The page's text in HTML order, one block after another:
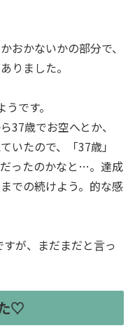
おかないかの部分で、
りました。
です。
37歳でお空へとか、
いたので、「37歳」
ったのかなと…。達成
での続けよう。的な感
が、まだまだと言っ
♡